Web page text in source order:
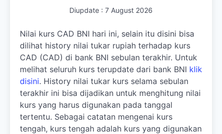
Diupdate : 7 August 2026
Nilai kurs CAD BNI hari ini, selain itu disini bisa
dilihat history nilai tukar rupiah terhadap kurs
CAD (CAD) di bank BNI sebulan terakhir. Untuk
melihat seluruh kurs terupdate dari bank BNI klik
disini. History nilai tukar kurs selama sebulan
terakhir ini bisa dijadikan untuk menghitung nilai
kurs yang harus digunakan pada tanggal
tertentu. Sebagai catatan mengenai kurs
tengah, kurs tengah adalah kurs yang digunakan